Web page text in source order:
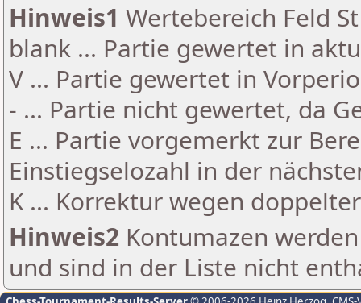
Hinweis1 Wertebereich Feld
blank ... Partie gewertet in
V ... Partie gewertet in
- ... Partie nicht gewertet, da
E ... Partie vorgemerkt zur
Einstiegselozahl in der
K ... Korrektur wegen
Hinweis2 Kontumazen
und sind in der Liste nicht